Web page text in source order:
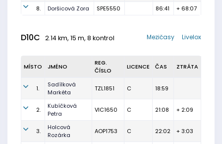
8. Doršicová Zora SPE5550 86:41 + 68:07
D10C 2.14 km, 15 m, 8 kontrol Livelox
Mezičasy
MÍSTO JMÉNO
REG.
ČÍSLO
LICENCE ČAS ZTRÁTA
1.
Sadílková
Markéta
TZL1851 C 18:59
2.
Kubíčková
Petra
VIC1650 C 21:08 + 2:09
3.
Holcová
Rozárka
AOP1753 C 22:02 + 3:03